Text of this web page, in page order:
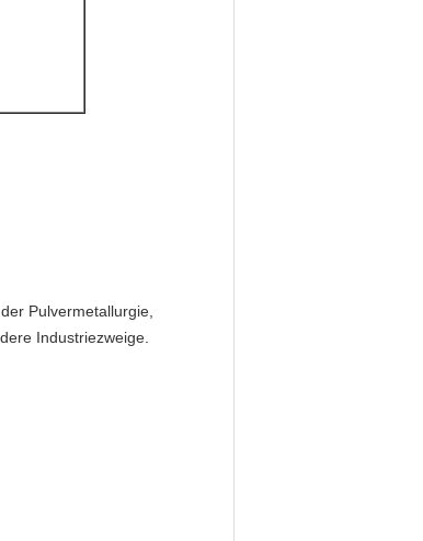
Pulvermetallurgie,
Industriezweige.